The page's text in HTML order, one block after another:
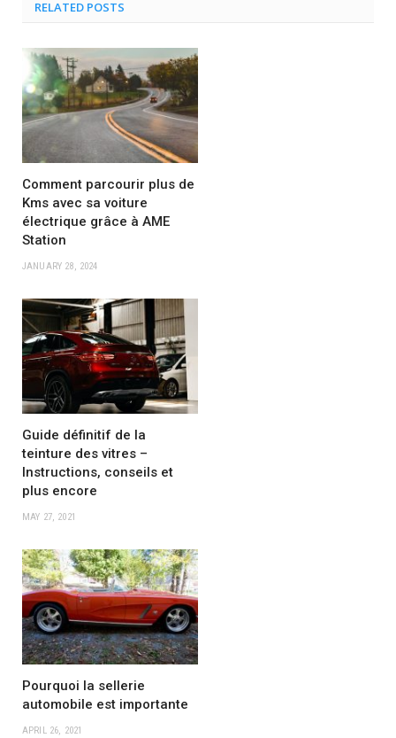
RELATED POSTS
Comment parcourir plus de
Kms avec sa voiture
électrique grâce à AME
Station
JANUARY 28, 2024
Guide définitif de la
teinture des vitres –
Instructions, conseils et
plus encore
MAY 27, 2021
Pourquoi la sellerie
automobile est importante
APRIL 26, 2021